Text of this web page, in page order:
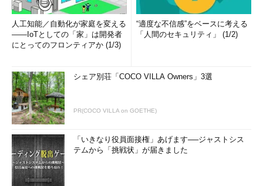
人工知能／自動化が家庭を変える
――IoTとしての「家」は開発者
にとってのフロンティアか (1/3)
“適度な不信感”をベースに考える
「人間のセキュリティ」 (1/2)
シェア別荘「COCO VILLA Owners」3選
PR(COCO VILLA on GOETHE)
「いきなり役員面接権」あげます──ジャストシス
テムから「挑戦状」が届きました